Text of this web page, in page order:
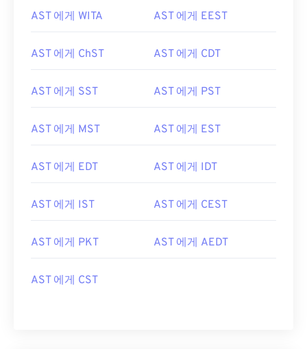
AST 에게 WITA AST 에게 EEST
AST 에게 ChST AST 에게 CDT
AST 에게 SST AST 에게 PST
AST 에게 MST AST 에게 EST
AST 에게 EDT AST 에게 IDT
AST 에게 IST AST 에게 CEST
AST 에게 PKT AST 에게 AEDT
AST 에게 CST